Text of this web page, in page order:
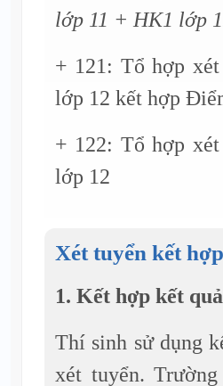
lớp 11 + HK1 lớp
+ 121: Tổ hợp
lớp 12 kết hợp
+ 122: Tổ hợp
lớp 12
Xét tuyển kết hợp
1. Kết hợp kết
Thí sinh sử dụng
xét tuyển.